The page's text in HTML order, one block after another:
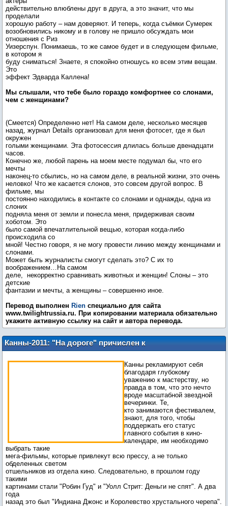
действительно влюблены друг в друга, а это значит, что мы
проделали
хорошую работу – нам доверяют. И теперь, когда съёмки Сумерек
возобновились никому и в голову не пришло обсуждать мои
отношения с Риз
Уизерспун. Понимаешь, то же самое будет и в следующем фильме,
в котором я
буду сниматься! Знаете, я спокойно отношусь ко всем этим вещам.
Это
эффект Эдварда Каллена!
Мы слышали, что тебе было гораздо комфортнее со слонами,
чем с женщинами?
(Смеется) Определенно нет! На самом деле, несколько месяцев
назад, журнал Details организовал для меня фотосет, где я был
окружен
голыми женщинами. Эта фотосессия длилась больше двенадцати
часов.
Конечно же, любой парень на моем месте подумал бы, что его
мечты
наконец-то сбылись, но на самом деле, в реальной жизни, это очень
неловко! Что же касается слонов, это совсем другой вопрос. В
фильме, мы
постоянно находились в контакте со слонами и однажды, одна из
слоних
подняла меня от земли и понесла меня, придерживая своим
хоботом. Это
было самой впечатлительной вещью, которая когда-либо
происходила со
мной! Честно говоря, я не могу провести линию между женщинами и
слонами.
Может быть журналисты смогут сделать это? С их то
воображением…На самом
деле, некорректно сравнивать животных и женщин! Слоны – это
детские
фантазии и мечты, а женщины – совершенно иное.
Перевод выполнен Rien специально для сайта
www.twilightrussia.ru. При копировании материала обязательно
укажите активную ссылку на сайт и автора перевода.
Канны-2011: "На дороге" причислен к
списку фильмов высшего класса
Канны рекламируют себя
благодаря глубокому
уважению к мастерству, но
правда в том, что это нечто
вроде масштабной звездной
вечеринки. Те,
кто занимаются фестивалем,
знают, для того, чтобы
поддержать его статус
главного события в кино-
календаре, им необходимо
выбрать такие
мега-фильмы, которые привлекут всю прессу, а не только
обделенных светом
отшельников из отдела кино. Следовательно, в прошлом году
такими
картинами стали "Робин Гуд" и "Уолл Стрит: Деньги не спят". А два
года
назад это был "Индиана Джонс и Королевство xрустального черепа".